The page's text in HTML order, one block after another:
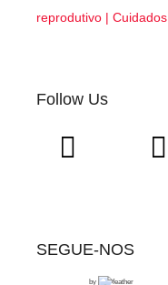
reprodutivo | Cuidados
Follow Us
SEGUE-NOS
by